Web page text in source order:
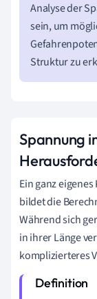
Analyse der
sein, um
Struktur zu
Spannung
Ein ganz
bildet die
Während sich
in ihrer Länge
komplizierteres